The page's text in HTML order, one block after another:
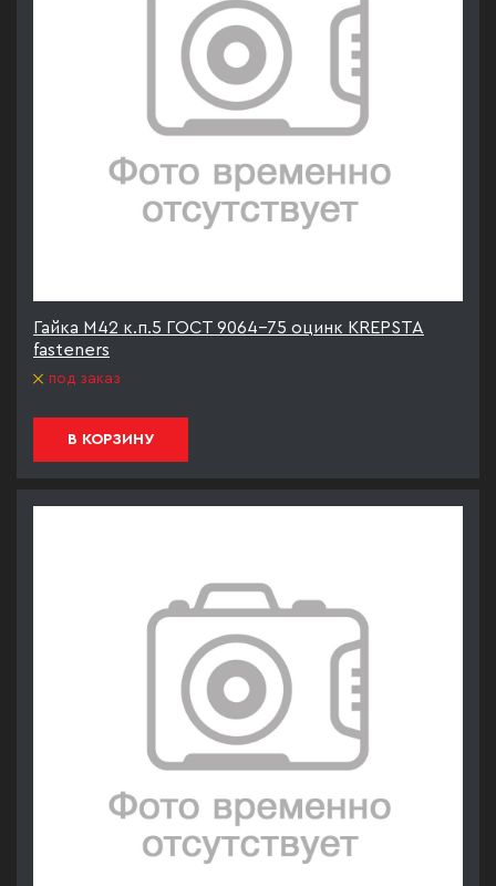
Гайка М42 к.п.5 ГОСТ 9064-75 оцинк KREPSTA
fasteners
под заказ
В КОРЗИНУ